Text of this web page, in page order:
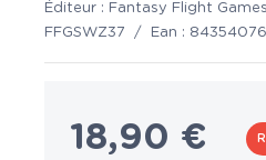
Éditeur : Fantasy Flight Games
FFGSWZ37
/ Ean :
18,90 €